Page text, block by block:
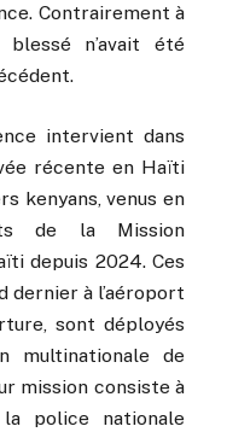
Contrairement à
blessé n’avait été
intervient dans
récente en Haïti
kenyans, venus en
de la Mission
depuis 2024. Ces
dernier à l’aéroport
sont déployés
multinationale de
mission consiste à
police nationale